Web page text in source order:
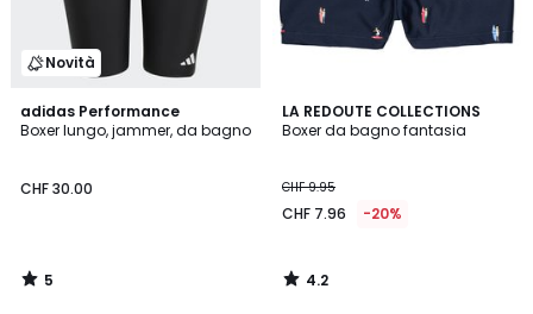
Novità
adidas Performance
Boxer lungo, jammer, da bagno
CHF 30.00
5
/
5
/
LA REDOUTE COLLECTIONS
Boxer da bagno fantasia
CHF 9.95
CHF 7.96 -20%
4.2
/ 5
4.2
/